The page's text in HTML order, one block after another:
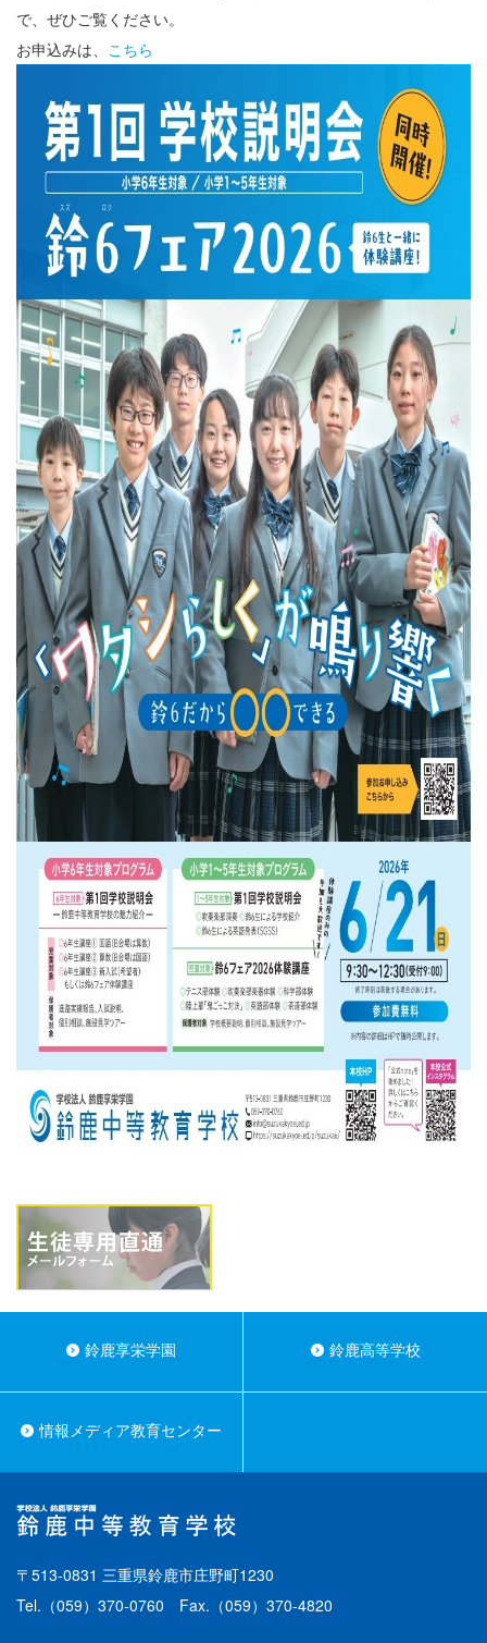
で、ぜひご覧ください。
お申込みは、 こちら
鈴鹿享栄学園 鈴鹿高等学校
情報メディア教育センター
〒513-0831 三重県鈴鹿市庄野町1230
Tel. （059）370-0760 Fax.（059）370-4820